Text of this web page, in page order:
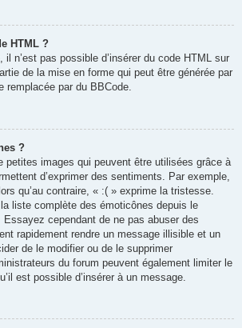
HTML ?
il n’est pas possible d’insérer du code HTML sur
de la mise en forme qui peut être générée par
remplacée par du BBCode.
?
petites images qui peuvent être utilisées grâce à
d’exprimer des sentiments. Par exemple,
qu’au contraire, « :( » exprime la tristesse.
liste complète des émoticônes depuis le
cependant de ne pas abuser des
rapidement rendre un message illisible et un
de le modifier ou de le supprimer
du forum peuvent également limiter le
est possible d’insérer à un message.